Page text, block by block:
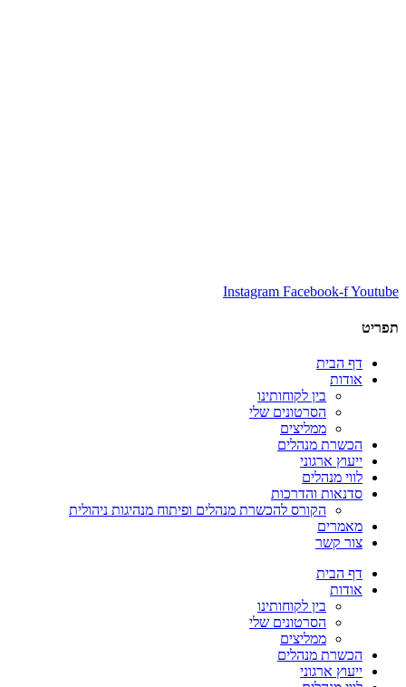
Instagram Facebook-fYoutube
תפריט
דף הבית
אודות
בין לקוחותינו
הסרטונים שלי
ממליצים
הכשרת מנהלים
ייעוץ ארגוני
לווי מנהלים
סדנאות והדרכות
הקורס להכשרת מנהלים ופיתוח מנהיגות ניהולית
מאמרים
צור קשר
דף הבית
אודות
בין לקוחותינו
הסרטונים שלי
ממליצים
הכשרת מנהלים
ייעוץ ארגוני